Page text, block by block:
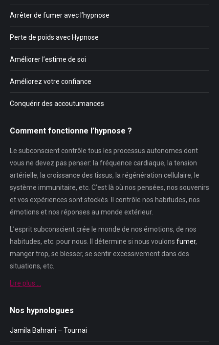
Arrêter de fumer avec l’hypnose
Perte de poids avec Hypnose
Améliorer l’estime de soi
Améliorez votre confiance
Conquérir des accoutumances
Comment fonctionne l’hypnose ?
Le subconscient contrôle tous les processus autonomes dont
vous ne devez pas penser: la fréquence cardiaque, la tension
artérielle, la croissance des tissus, la régénération cellulaire, le
système immunitaire, etc. C’est là où nos pensées, nos souvenirs
et vos expériences sont stockés. Il contrôle nos habitudes, nos
émotions et nos réponses au monde extérieur.
L’esprit subconscient crée le monde de nos émotions, de nos
habitudes, etc. pour nous. Il détermine si nous voulons fumer,
manger trop, se blesser, se sentir excessivement dans des
situations, etc.
Lire plus …
Nos hypnologues
Jamila Bahrani – Tournai